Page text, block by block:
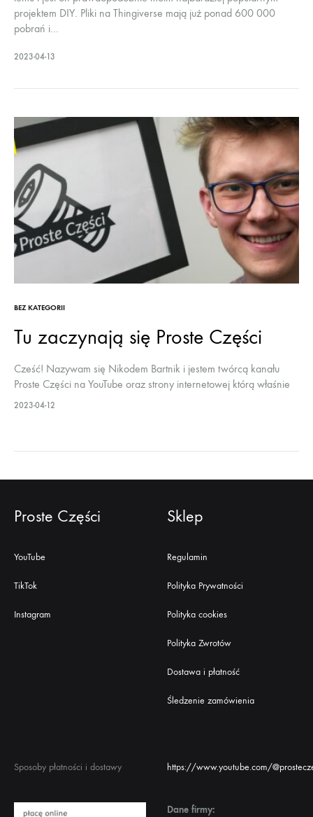
projektem DIY. Pliki na Thingiverse mają już ponad 600 000
pobrań i…
2023-04-13
BEZ KATEGORII
Tu zaczynają się Proste Części
Cześć! Nazywam się Nikodem Bartnik i jestem twórcą kanału
Proste Części na YouTube oraz strony internetowej którą właśnie
przeglądasz. Projekt ten jest efektem mojego zainteresowania
2023-04-12
Proste Części
YouTube
TikTok
Instagram
Sklep
Regulamin
Polityka Prywatności
Polityka cookies
Polityka Zwrotów
Dostawa i płatność
Śledzenie zamówienia
Sposoby płatności i dostawy https://www.youtube.com/
Dane firmy: